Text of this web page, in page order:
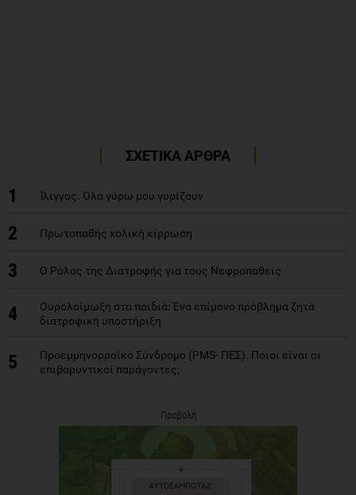
ΣΧΕΤΙΚΑ ΑΡΘΡΑ
1 Ίλιγγος. Όλα γύρω μου γυρίζουν
2 Πρωτοπαθής χολική κίρρωση
3 Ο Ρόλος της Διατροφής για τους Νεφροπαθείς
4
Ουρολοίμωξη στα παιδιά: Ένα επίμονο πρόβλημα ζητά
διατροφική υποστήριξη
5
Προεμμηνορροϊκό Σύνδρομο (PMS- ΠΕΣ). Ποιοι είναι οι
επιβαρυντικοί παράγοντες;
Προβολή